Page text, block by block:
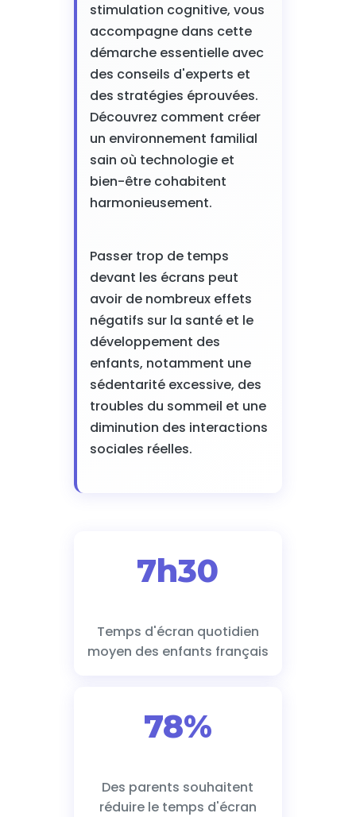
stimulation cognitive, vous
accompagne dans cette
démarche essentielle avec
des conseils d'experts et
des stratégies éprouvées.
Découvrez comment créer
un environnement familial
sain où technologie et
bien-être cohabitent
harmonieusement.
Passer trop de temps
devant les écrans peut
avoir de nombreux effets
négatifs sur la santé et le
développement des
enfants, notamment une
sédentarité excessive, des
troubles du sommeil et une
diminution des interactions
sociales réelles.
7h30
Temps d'écran quotidien
moyen des enfants français
78%
Des parents souhaitent
réduire le temps d'écran